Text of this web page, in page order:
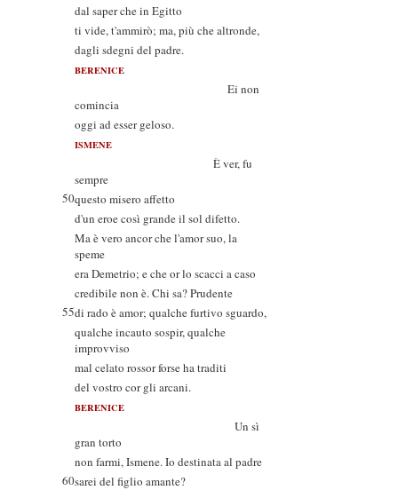
dal saper che in Egitto
ti vide, t'ammirò; ma, più che altronde,
dagli sdegni del padre.
BERENICE
Ei non
comincia
oggi ad esser geloso.
ISMENE
È ver, fu
sempre
50questo misero affetto
d'un eroe così grande il sol difetto.
Ma è vero ancor che l'amor suo, la
speme
era Demetrio; e che or lo scacci a caso
credibile non è. Chi sa? Prudente
55di rado è amor; qualche furtivo sguardo,
qualche incauto sospir, qualche
improvviso
mal celato rossor forse ha traditi
del vostro cor gli arcani.
BERENICE
Un sì
gran torto
non farmi, Ismene. Io destinata al padre
60sarei del figlio amante?